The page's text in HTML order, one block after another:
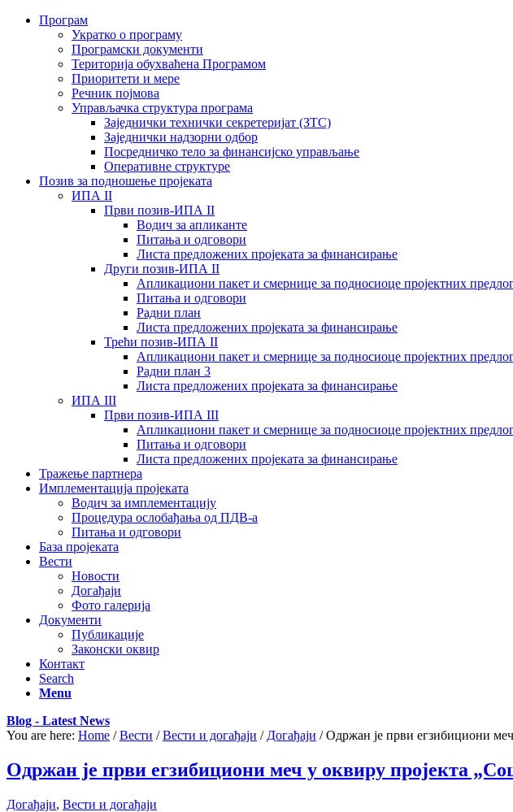
Програм
Укратко о програму
Програмски документи
Територија обухваћена Програмом
Приоритети и мере
Речник појмова
Управљачка структура програма
Заједнички технички секретеријат (ЗТС)
Заједнички надзорни одбор
Посредничко тело за финансијско управљање
Oперативне структуре
Позив за подношење пројеката
ИПА II
Први позив-ИПА II
Водич за апликанте
Питања и одговори
Листа предложених пројеката за финансирање
Други позив-ИПА II
Апликациони пакет и смернице за подносиоце пројектних
Питања и одговори
Радни план
Листа предложених пројеката за финансирање
Трећи позив-ИПА II
Апликациони пакет и смернице за подносиоце пројектних
Радни план 3
Листа предложених пројеката за финансирање
ИПА III
Први позив-ИПА III
Апликациони пакет и смернице за подносиоце пројектних
Питања и одговори
Листа предложених пројеката за финансирање
Тражење партнера
Имплементација пројеката
Водич за имплементацију
Процедура ослобађања од ПДВ-а
Питања и одговори
База пројеката
Вести
Новости
Догађаји
Фото галерија
Документи
Публикације
Законски оквир
Контакт
Search
Menu
Blog - Latest News
You are here: Home / Вести / Вести и догађаји / Догађаји / Одржан је први егзибициони
Одржан је први егзибициони меч у оквиру пројекта
Догађаји, Вести и догађаји